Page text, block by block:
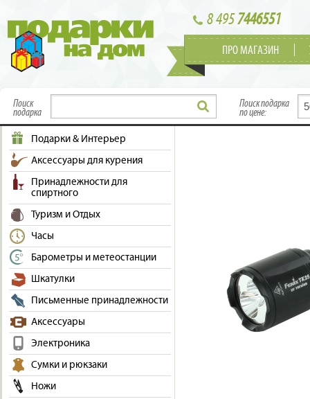
8 4957446551
ПРО МАГАЗИН
Поиск
подарка
Поиск подарка
по цене:
Подарки & Интерьер
Аксессуары для курения
Принадлежности для
спиртного
Туризм и Отдых
Часы
Барометры и метеостанции
Шкатулки
Письменные принадлежности
Аксессуары
Электроника
Сумки и рюкзаки
Ножи